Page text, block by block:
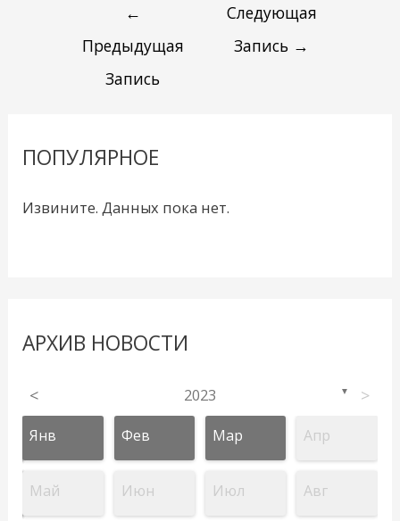
←
Предыдущая
Запись
Следующая
Запись →
ПОПУЛЯРНОЕ
Извините. Данных пока нет.
АРХИВ НОВОСТИ
< 2023 ▼ >
Янв Фев Мар Апр
Май Июн Июл Авг